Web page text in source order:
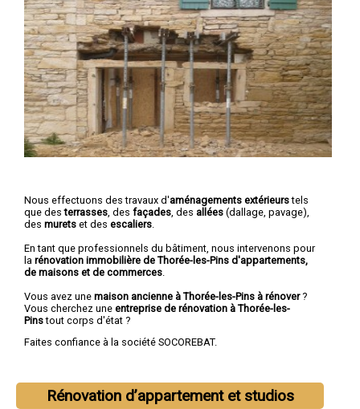
Nous effectuons des travaux d'aménagements extérieurstels
que desterrasses , des façades , des allées (dallage, pavage),
des murets et des escaliers
En tant que professionnels du bâtiment, nous intervenons pour
la rénovation immobilière de Thorée-les-Pins d'appartements,
de maisons et de commerces
Vous avez une maison ancienne à Thorée-les-Pins à rénover?
Vous cherchez une entreprise de rénovation à Thorée-les-
Pinstout corps d'état ?
Faites confiance à la société SOCOREBAT.
Rénovation d’appartement et studios